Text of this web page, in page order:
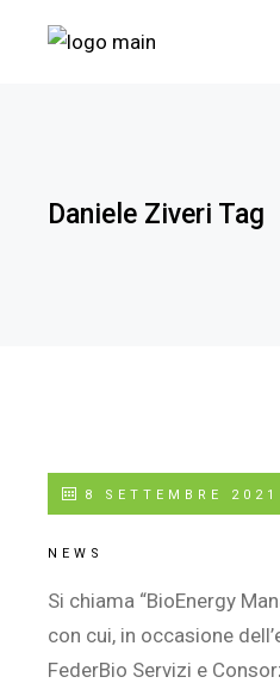
Daniele Ziveri Tag
8 SETTEMBRE 2021
NEWS
Si chiama “BioEnergy
con cui, in occasione
FederBio Servizi e